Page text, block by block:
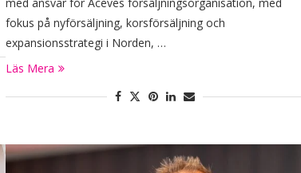
fokus på nyförsäljning, korsförsäljning och
expansionsstrategi i Norden, …
Läs Mera